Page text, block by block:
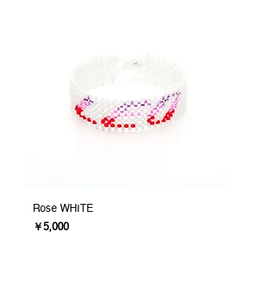
Rose WHITE
価格
￥5,000